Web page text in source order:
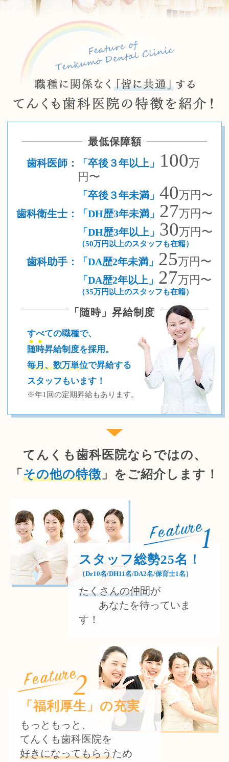
最低保障額
歯科医師： 「卒後３年以上」 100万
円〜
「卒後３年未満」 40万円〜
歯科衛生士： 「DH歴3年未満」 27万円〜
「DH歴3年以上」 30万円〜
（50万円以上のスタッフも在籍）
歯科助手： 「DA歴2年未満」 25万円〜
「DA歴2年以上」 27万円〜
（35万円以上のスタッフも在籍）
「随時」昇給制度
すべての職種で、
随時昇給制度を採用。
毎月、数万単位で昇給する
スタッフもいます！
※年1回の定期昇給もあります。
てんくも歯科医院ならではの、
「 その他の特徴 」をご紹介します！
スタッフ総勢25名！
（Dr10名/DH11名/DA2名/保育士1名）
たくさんの仲間が
あなたを待っていま
す！
「福利厚生」の充実
もっともっと、
てんくも歯科医院を
好きになってもらうため